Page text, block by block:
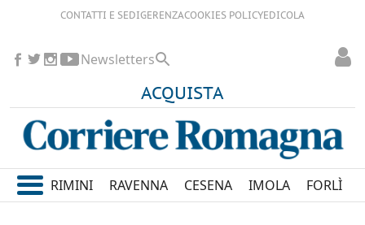
CONTATTI E SEDIGERENZACOOKIES POLICYEDICOLA
ACQUISTA
Newsletters
RIMINI RAVENNA CESENA IMOLA FORLÌ